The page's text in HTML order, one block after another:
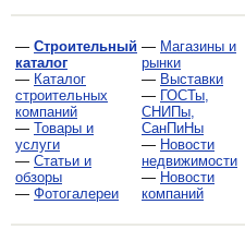
— Строительный
каталог
— Каталог
строительных
компаний
— Товары и
услуги
— Статьи и
обзоры
— Фотогалереи
— Магазины и
рынки
— Выставки
— ГОСТы,
СНИПы,
СанПиНы
— Новости
недвижимости
— Новости
компаний